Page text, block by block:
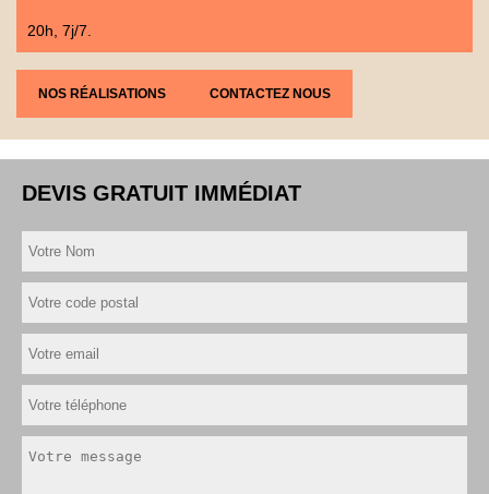
20h, 7j/7.
NOS RÉALISATIONS CONTACTEZ NOUS
DEVIS GRATUIT IMMÉDIAT